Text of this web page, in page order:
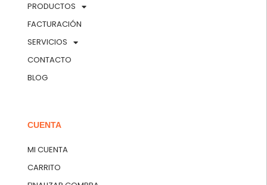
PRODUCTOS
FACTURACIÓN
SERVICIOS
CONTACTO
BLOG
CUENTA
MI CUENTA
CARRITO